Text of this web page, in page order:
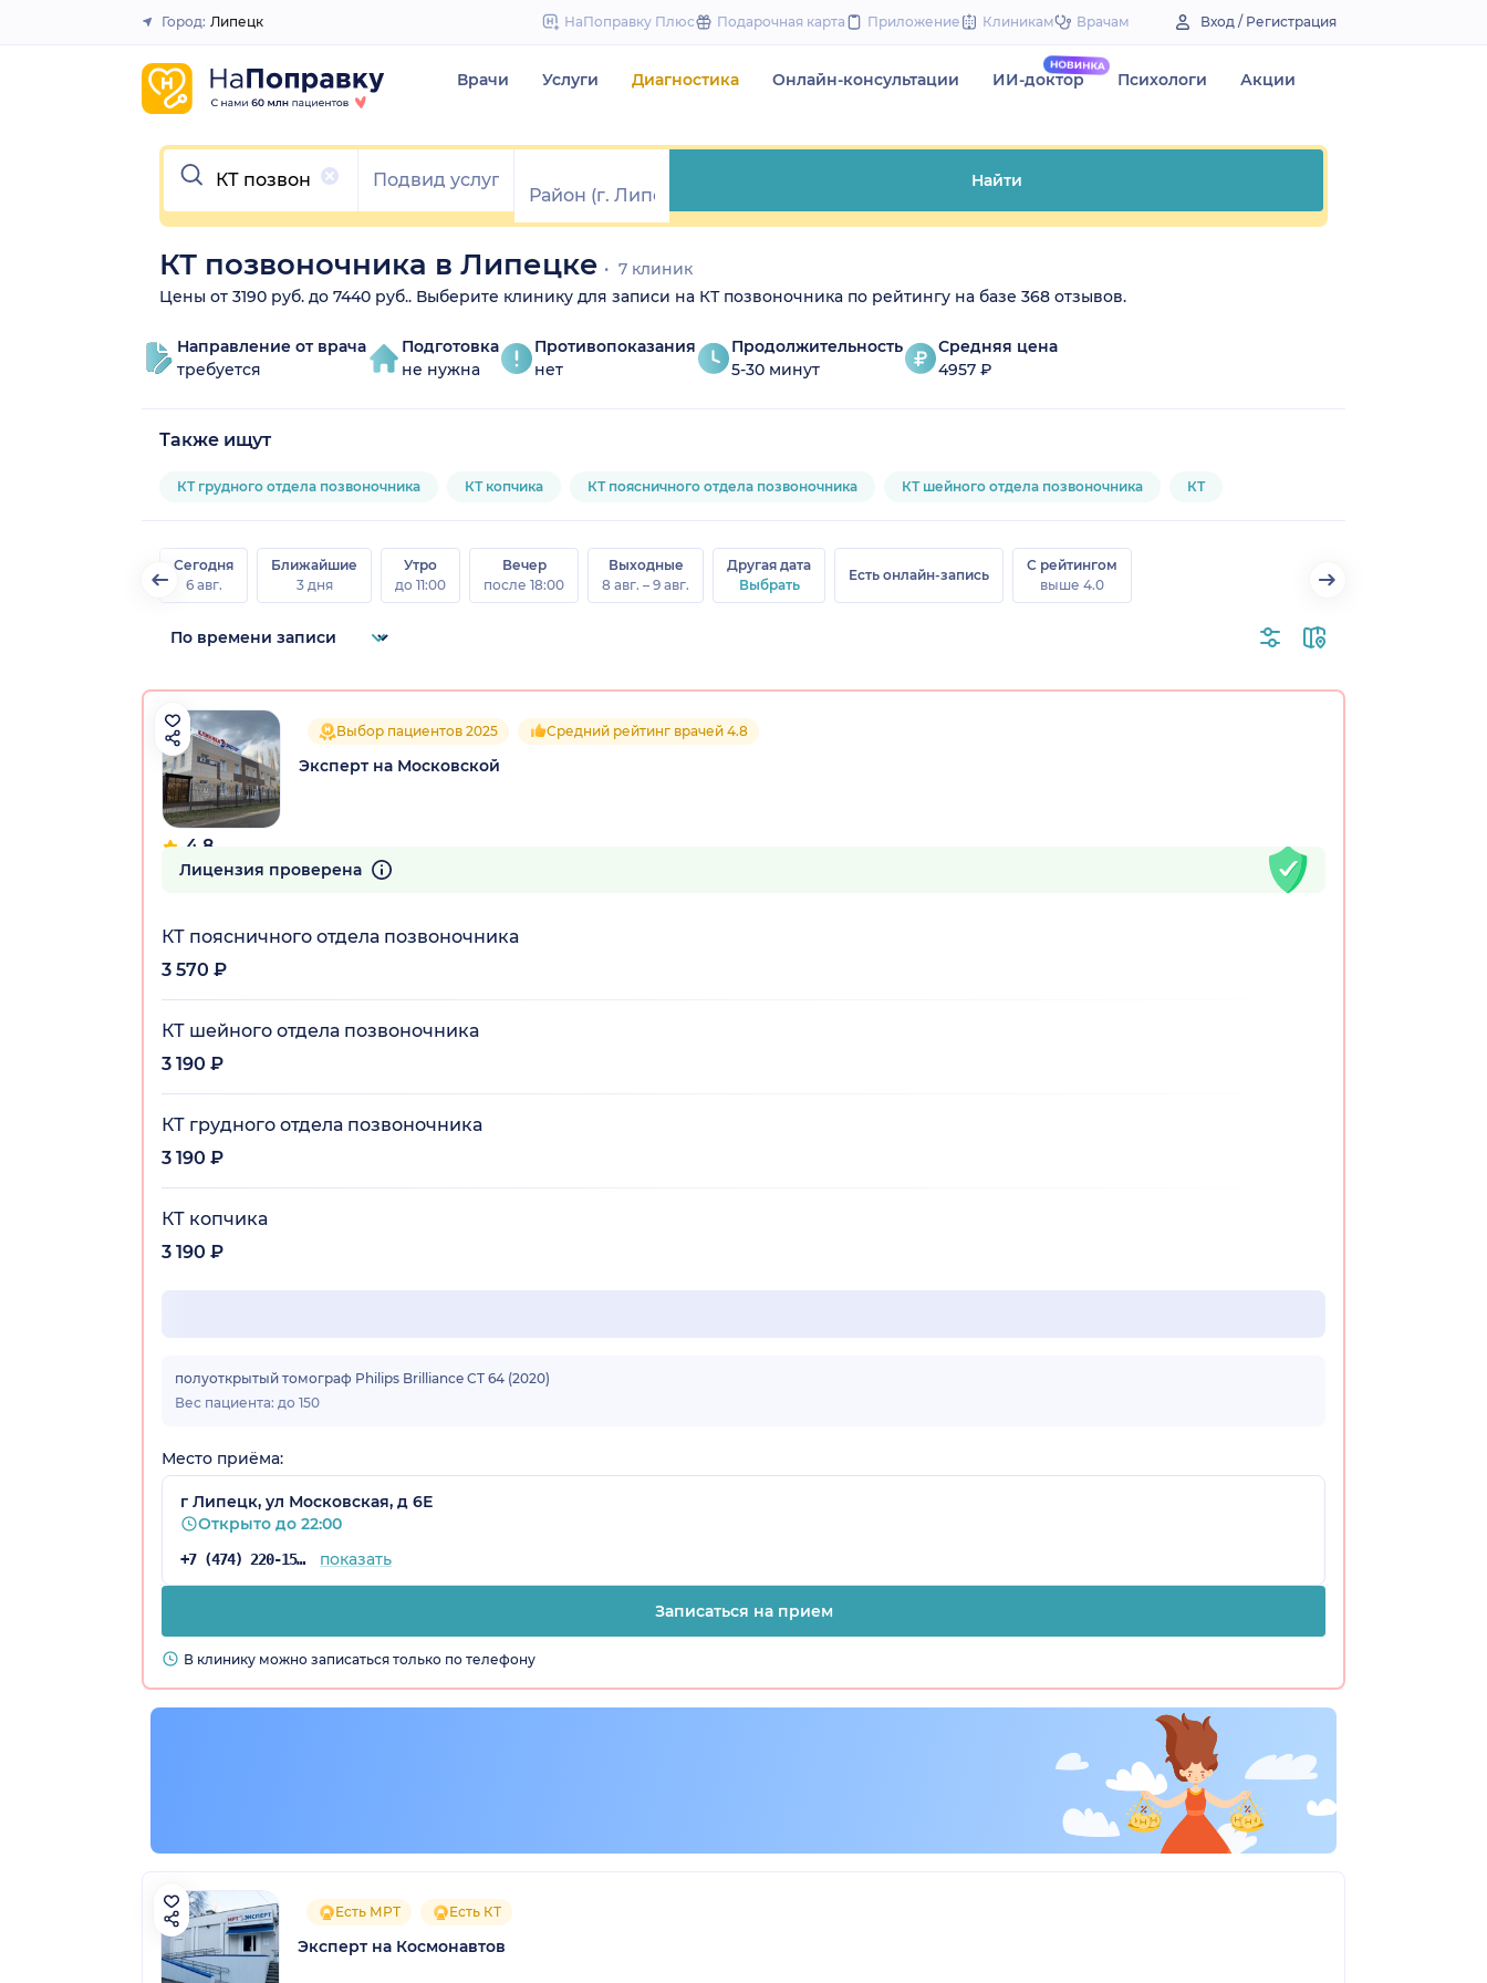
to
Закрыть
Город: Липецк НаПоправку Плюс Подарочная карта Приложение Клиникам Врачам Вход / Регистрация
Врачи Услуги Диагностика Онлайн-консультации ИИ-доктор Психологи Акции
Очистить
Найти
КТ позвоночника в Липецке
7 клиник
Цены от 3190 руб. до 7440 руб.. Выберите клинику для записи на КТ позвоночника по рейтингу на базе 368 отзывов.
Направление от врача
требуется
Подготовка
не нужна
Противопоказания
нет
Продолжительность
5-30 минут
Средняя цена
4957 ₽
Также ищут
КТ грудного отдела позвоночника КТ копчика КТ поясничного отдела позвоночника КТ шейного отдела позвоночника КТ
Сегодня
6 авг.
Ближайшие
3 дня
Утро
до 11:00
Вечер
после 18:00
Выходные
8 авг. – 9 авг.
Другая дата
Выбрать
Есть онлайн-запись
С рейтингом
выше 4.0
4.8
69 отзывов
Выбор пациентов 2025 Средний рейтинг врачей 4.8
Эксперт на Московской
Лицензия проверена
КТ поясничного отдела позвоночника
3 570 ₽
КТ шейного отдела позвоночника
3 190 ₽
КТ грудного отдела позвоночника
3 190 ₽
КТ копчика
3 190 ₽
полуоткрытый томограф Philips Brilliance CT 64 (2020)
Вес пациента: до 150
Место приёма:
г Липецк, ул Московская, д 6Е
Открыто до 22:00
+7 (474) 220-15-76 показать
Записаться на прием
В клинику можно записаться только по телефону
Есть МРТ Есть КТ
Эксперт на Космонавтов